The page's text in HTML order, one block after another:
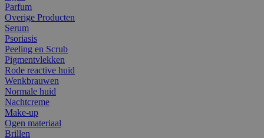
Parfum
Overige Producten
Serum
Psoriasis
Peeling en Scrub
Pigmentvlekken
Rode reactive huid
Wenkbrauwen
Normale huid
Nachtcreme
Make-up
Ogen materiaal
Brillen